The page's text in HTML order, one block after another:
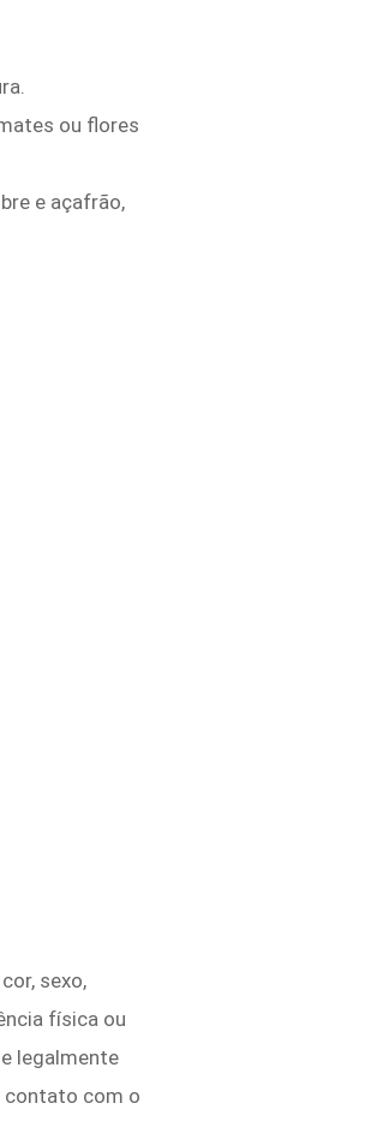
ou flores
e açafrão,
sexo,
física ou
legalmente
contato com o